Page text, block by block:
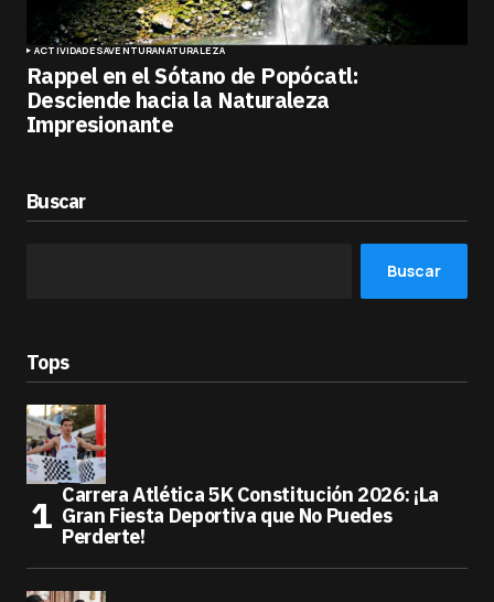
ACTIVIDADESAVENTURANATURALEZA
Rappel en el Sótano de Popócatl:
Desciende hacia la Naturaleza
Impresionante
Buscar
Buscar
Tops
Carrera Atlética 5K Constitución 2026: ¡La
Gran Fiesta Deportiva que No Puedes
Perderte!